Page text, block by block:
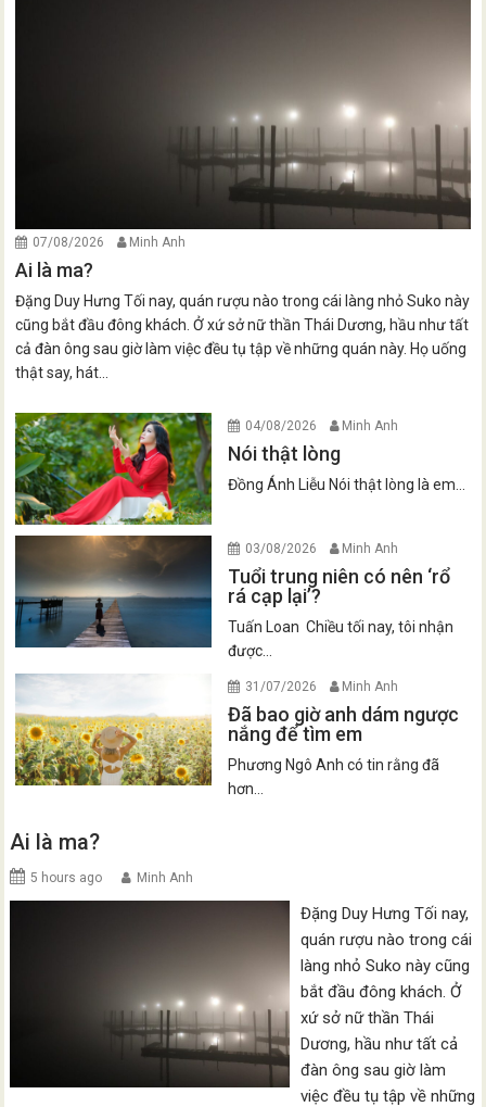
07/08/2026 Minh Anh
Ai là ma?
Đặng Duy Hưng Tối nay, quán rượu nào trong cái làng nhỏ Suko này
cũng bắt đầu đông khách. Ở xứ sở nữ thần Thái Dương, hầu như tất
cả đàn ông sau giờ làm việc đều tụ tập về những quán này. Họ uống
thật say, hát...
04/08/2026 Minh Anh
Nói thật lòng
Đồng Ánh Liễu Nói thật lòng là em...
03/08/2026 Minh Anh
Tuổi trung niên có nên ‘rổ
rá cạp lại’?
Tuấn Loan Chiều tối nay, tôi nhận
được...
31/07/2026 Minh Anh
Đã bao giờ anh dám ngược
nắng để tìm em
Phương Ngô Anh có tin rằng đã
hơn...
Ai là ma?
5 hours ago Minh Anh
Đặng Duy Hưng Tối nay,
quán rượu nào trong cái
làng nhỏ Suko này cũng
bắt đầu đông khách. Ở
xứ sở nữ thần Thái
Dương, hầu như tất cả
đàn ông sau giờ làm
việc đều tụ tập về những